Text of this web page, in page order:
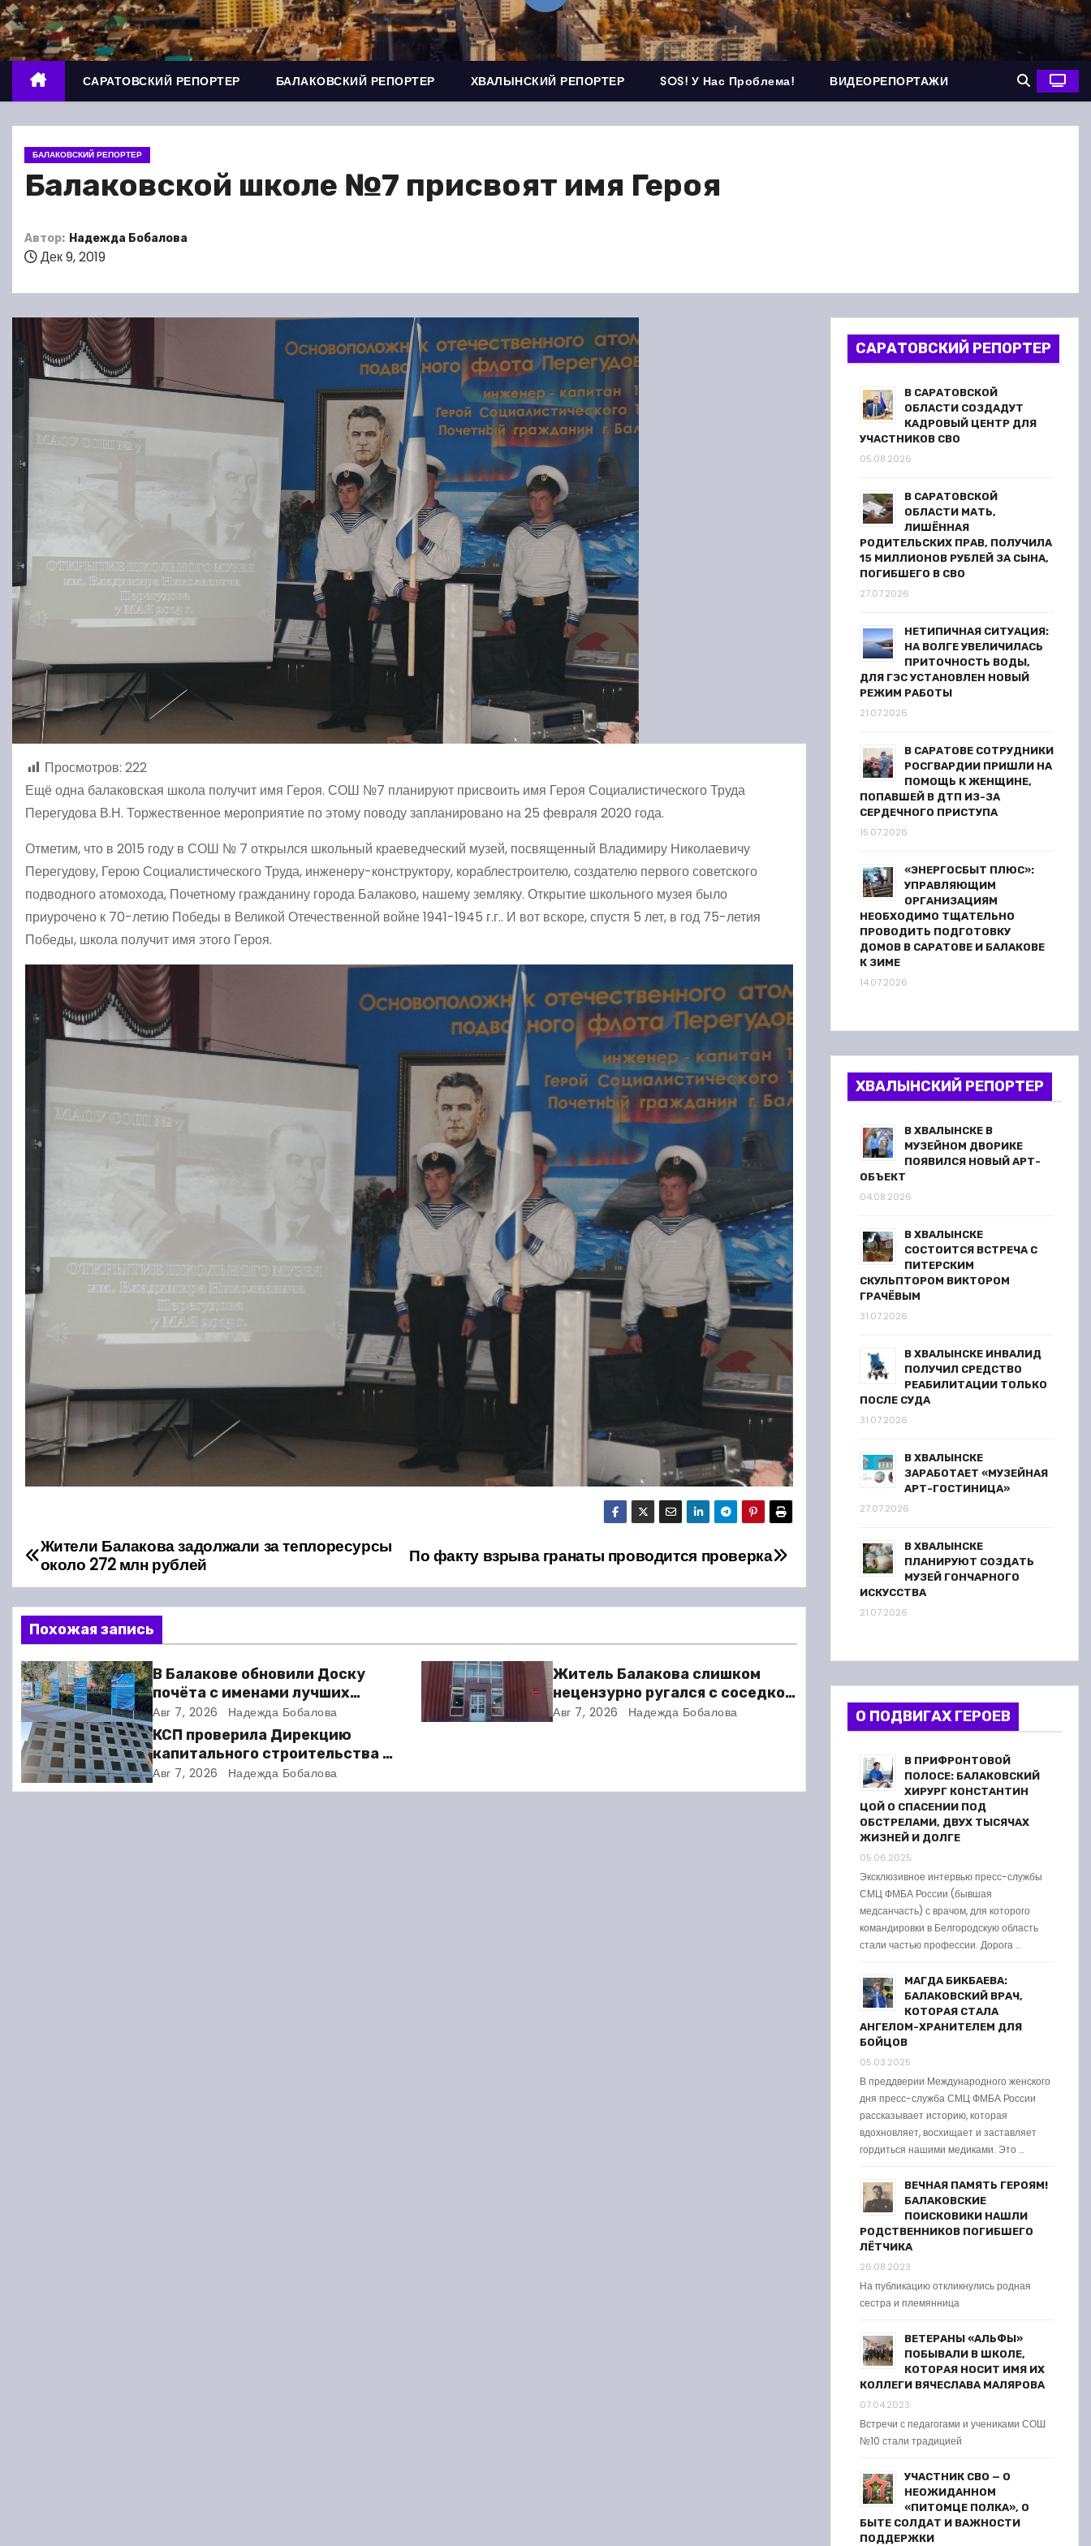
о
м
у
САРАТОВСКИЙ РЕПОРТЕР БАЛАКОВСКИЙ РЕПОРТЕР ХВАЛЫНСКИЙ РЕПОРТЕР SOS! У Нас Проблема! ВИДЕОРЕПОРТАЖИ
БАЛАКОВСКИЙ РЕПОРТЕР
Балаковской школе №7 присвоят имя Героя
Автор: Надежда Бобалова
Дек 9, 2019
Просмотров: 222
Ещё одна балаковская школа получит имя Героя. СОШ №7 планируют присвоить имя Героя Социалистического Труда
Перегудова В.Н. Торжественное мероприятие по этому поводу запланировано на 25 февраля 2020 года.
Отметим, что в 2015 году в СОШ № 7 открылся школьный краеведческий музей, посвященный Владимиру Николаевичу
Перегудову, Герою Социалистического Труда, инженеру-конструктору, кораблестроителю, создателю первого советского
подводного атомохода, Почетному гражданину города Балаково, нашему земляку. Открытие школьного музея было
приурочено к 70-летию Победы в Великой Отечественной войне 1941-1945 г.г.. И вот вскоре, спустя 5 лет, в год 75-летия
Победы, школа получит имя этого Героя.
Н
а
в
и
г
а
ц
и
По факту взрыва гранаты проводится проверка
Жители Балакова задолжали за теплоресурсы
около 272 млн рублей
Похожая запись
В Балакове обновили Доску
почёта с именами лучших
спортсменов. Фото
Авг 7, 2026 Надежда Бобалова
Житель Балакова слишком
нецензурно ругался с соседкой
и получил двое суток ареста
Авг 7, 2026 Надежда Бобалова
КСП проверила Дирекцию
капитального строительства в
Балакове и нашла множество
нарушений
Авг 7, 2026 Надежда Бобалова
САРАТОВСКИЙ РЕПОРТЕР
В САРАТОВСКОЙ
ОБЛАСТИ СОЗДАДУТ
КАДРОВЫЙ ЦЕНТР ДЛЯ
УЧАСТНИКОВ СВО
05.08.2026
В САРАТОВСКОЙ
ОБЛАСТИ МАТЬ,
ЛИШЁННАЯ
РОДИТЕЛЬСКИХ ПРАВ, ПОЛУЧИЛА
15 МИЛЛИОНОВ РУБЛЕЙ ЗА СЫНА,
ПОГИБШЕГО В СВО
27.07.2026
НЕТИПИЧНАЯ СИТУАЦИЯ:
НА ВОЛГЕ УВЕЛИЧИЛАСЬ
ПРИТОЧНОСТЬ ВОДЫ,
ДЛЯ ГЭС УСТАНОВЛЕН НОВЫЙ
РЕЖИМ РАБОТЫ
21.07.2026
В САРАТОВЕ СОТРУДНИКИ
РОСГВАРДИИ ПРИШЛИ НА
ПОМОЩЬ К ЖЕНЩИНЕ,
ПОПАВШЕЙ В ДТП ИЗ-ЗА
СЕРДЕЧНОГО ПРИСТУПА
15.07.2026
«ЭНЕРГОСБЫТ ПЛЮС»:
УПРАВЛЯЮЩИМ
ОРГАНИЗАЦИЯМ
НЕОБХОДИМО ТЩАТЕЛЬНО
ПРОВОДИТЬ ПОДГОТОВКУ
ДОМОВ В САРАТОВЕ И БАЛАКОВЕ
К ЗИМЕ
14.07.2026
ХВАЛЫНСКИЙ РЕПОРТЕР
В ХВАЛЫНСКЕ В
МУЗЕЙНОМ ДВОРИКЕ
ПОЯВИЛСЯ НОВЫЙ АРТ-
ОБЪЕКТ
04.08.2026
В ХВАЛЫНСКЕ
СОСТОИТСЯ ВСТРЕЧА С
ПИТЕРСКИМ
СКУЛЬПТОРОМ ВИКТОРОМ
ГРАЧЁВЫМ
31.07.2026
В ХВАЛЫНСКЕ ИНВАЛИД
ПОЛУЧИЛ СРЕДСТВО
РЕАБИЛИТАЦИИ ТОЛЬКО
ПОСЛЕ СУДА
31.07.2026
В ХВАЛЫНСКЕ
ЗАРАБОТАЕТ «МУЗЕЙНАЯ
АРТ-ГОСТИНИЦА»
27.07.2026
В ХВАЛЫНСКЕ
ПЛАНИРУЮТ СОЗДАТЬ
МУЗЕЙ ГОНЧАРНОГО
ИСКУССТВА
21.07.2026
О ПОДВИГАХ ГЕРОЕВ
В ПРИФРОНТОВОЙ
ПОЛОСЕ: БАЛАКОВСКИЙ
ХИРУРГ КОНСТАНТИН
ЦОЙ О СПАСЕНИИ ПОД
ОБСТРЕЛАМИ, ДВУХ ТЫСЯЧАХ
ЖИЗНЕЙ И ДОЛГЕ
05.06.2025
Эксклюзивное интервью пресс-службы
СМЦ ФМБА России (бывшая
медсанчасть) с врачом, для которого
командировки в Белгородскую область
стали частью профессии. Дорога …
МАГДА БИКБАЕВА:
БАЛАКОВСКИЙ ВРАЧ,
КОТОРАЯ СТАЛА
АНГЕЛОМ-ХРАНИТЕЛЕМ ДЛЯ
БОЙЦОВ
05.03.2025
В преддверии Международного женского
дня пресс-служба СМЦ ФМБА России
рассказывает историю, которая
вдохновляет, восхищает и заставляет
гордиться нашими медиками. Это …
ВЕЧНАЯ ПАМЯТЬ ГЕРОЯМ!
БАЛАКОВСКИЕ
ПОИСКОВИКИ НАШЛИ
РОДСТВЕННИКОВ ПОГИБШЕГО
ЛЁТЧИКА
26.08.2023
На публикацию откликнулись родная
сестра и племянница
ВЕТЕРАНЫ «АЛЬФЫ»
ПОБЫВАЛИ В ШКОЛЕ,
КОТОРАЯ НОСИТ ИМЯ ИХ
КОЛЛЕГИ ВЯЧЕСЛАВА МАЛЯРОВА
07.04.2023
Встречи с педагогами и учениками СОШ
№10 стали традицией
УЧАСТНИК СВО — О
НЕОЖИДАННОМ
«ПИТОМЦЕ ПОЛКА», О
БЫТЕ СОЛДАТ И ВАЖНОСТИ
ПОДДЕРЖКИ